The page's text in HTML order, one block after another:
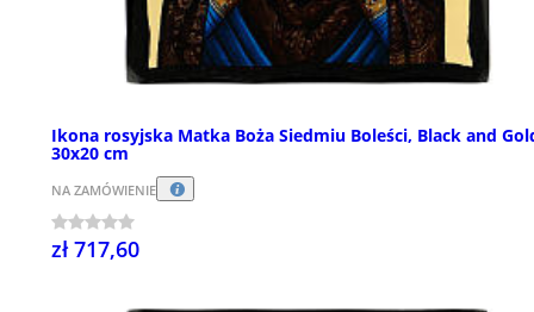
Ikona rosyjska Matka Boża Siedmiu Boleści, Black and
30x20 cm
NA ZAMÓWIENIE
zł 717,60